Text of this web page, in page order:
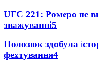
UFC 221: Ромеро не
зважуванні5
Полозюк здобула
фехтування4